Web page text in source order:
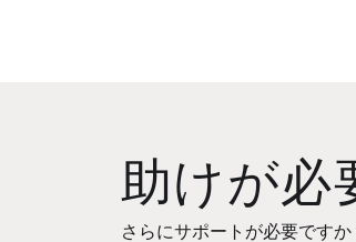
助けが必
さらにサポートが必要です